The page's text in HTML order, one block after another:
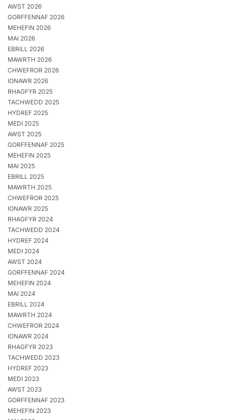
AWST 2026
GORFFENNAF 2026
MEHEFIN 2026
MAI 2026
EBRILL 2026
MAWRTH 2026
CHWEFROR 2026
IONAWR 2026
RHAGFYR 2025
TACHWEDD 2025
HYDREF 2025
MEDI 2025
AWST 2025
GORFFENNAF 2025
MEHEFIN 2025
MAI 2025
EBRILL 2025
MAWRTH 2025
CHWEFROR 2025
IONAWR 2025
RHAGFYR 2024
TACHWEDD 2024
HYDREF 2024
MEDI 2024
AWST 2024
GORFFENNAF 2024
MEHEFIN 2024
MAI 2024
EBRILL 2024
MAWRTH 2024
CHWEFROR 2024
IONAWR 2024
RHAGFYR 2023
TACHWEDD 2023
HYDREF 2023
MEDI 2023
AWST 2023
GORFFENNAF 2023
MEHEFIN 2023